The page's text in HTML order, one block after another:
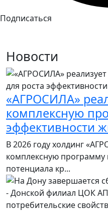
Подписаться
Новости
«АГРОСИЛА»
комплексную
эффективности
В 2026 году холдинг
комплексную программу
потенциала кр...